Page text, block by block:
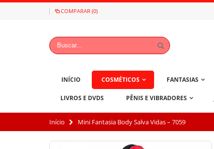
COMPARAR (0)
INÍCIO COSMÉTICOS FANTASIAS
LIVROS E DVDS PÊNIS E VIBRADORES
Início Mini Fantasia Body Salva Vidas – 7059